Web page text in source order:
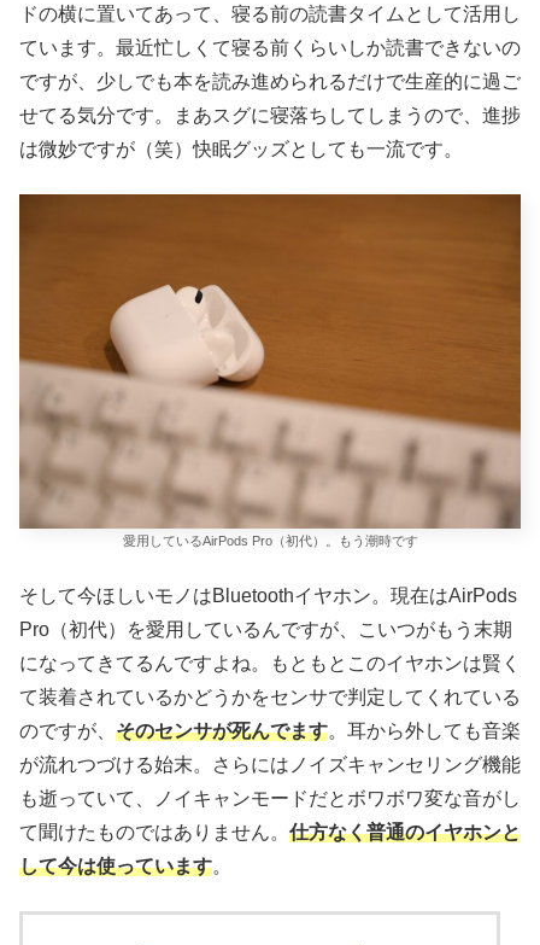
ドの横に置いてあって、寝る前の読書タイムとして活用し
ています。最近忙しくて寝る前くらいしか読書できないの
ですが、少しでも本を読み進められるだけで生産的に過ご
せてる気分です。まあスグに寝落ちしてしまうので、進捗
は微妙ですが（笑）快眠グッズとしても一流です。
愛用しているAirPods Pro（初代）。もう潮時です
そして今ほしいモノはBluetoothイヤホン。現在はAirPods
Pro（初代）を愛用しているんですが、こいつがもう末期
になってきてるんですよね。もともとこのイヤホンは賢く
て装着されているかどうかをセンサで判定してくれている
のですが、 そのセンサが死んでます。耳から外しても音楽
が流れつづける始末。さらにはノイズキャンセリング機能
も逝っていて、ノイキャンモードだとボワボワ変な音がし
て聞けたものではありません。 仕方なく普通のイヤホンと
して今は使っています。